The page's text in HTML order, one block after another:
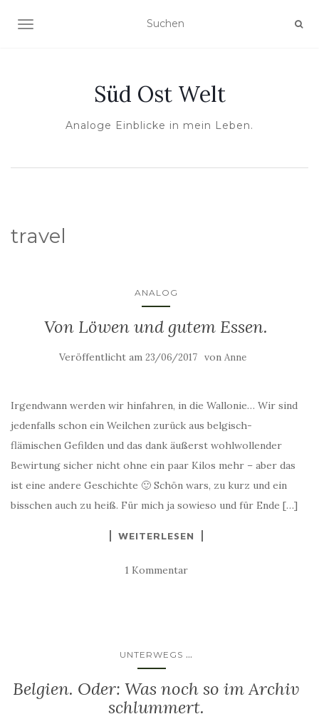
NAVIGATION UMSCHALTEN
Süd Ost Welt
Analoge Einblicke in mein Leben.
travel
ANALOG
Von Löwen und gutem Essen.
Veröffentlicht am 23/06/2017 von Anne
Irgendwann werden wir hinfahren, in die Wallonie… Wir sind
jedenfalls schon ein Weilchen zurück aus belgisch-
flämischen Gefilden und das dank äußerst wohlwollender
Bewirtung sicher nicht ohne ein paar Kilos mehr – aber das
ist eine andere Geschichte 🙂 Schön wars, zu kurz und ein
bisschen auch zu heiß. Für mich ja sowieso und für Ende […]
WEITERLESEN
1 Kommentar
UNTERWEGS ...
Belgien. Oder: Was noch so im Archiv
schlummert.